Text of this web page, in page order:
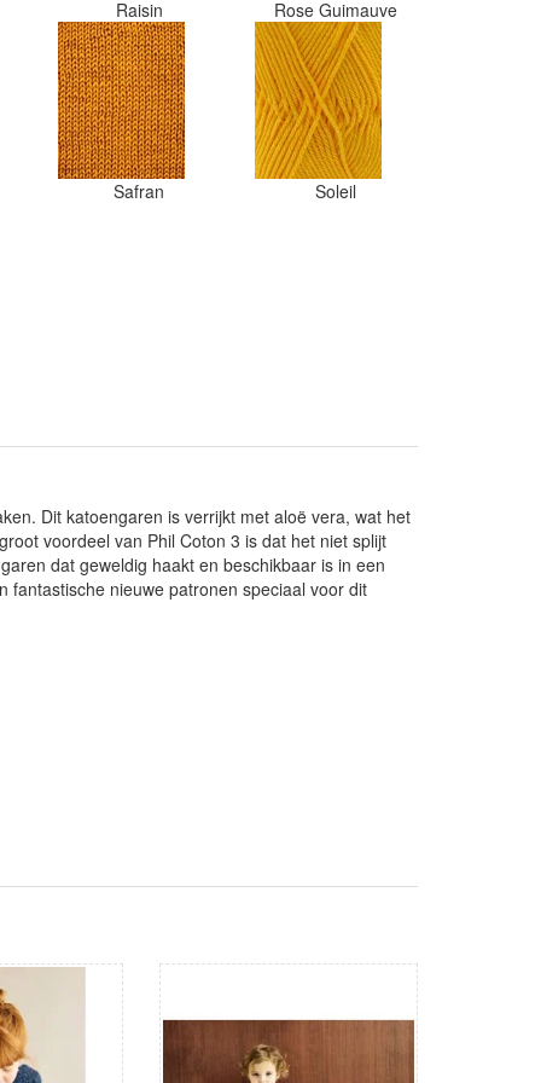
Raisin Rose Guimauve
Safran Soleil
Dit katoengaren is verrijkt met aloë vera, wat het
voordeel van Phil Coton 3 is dat het niet splijt
dat geweldig haakt en beschikbaar is in een
fantastische nieuwe patronen speciaal voor dit